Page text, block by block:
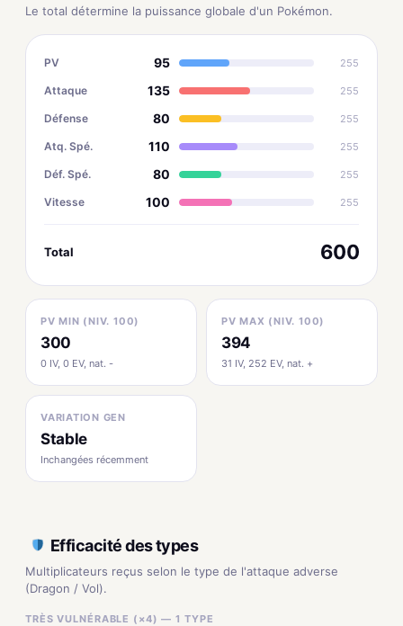
Le total détermine la puissance globale d'un Pokémon.
PV 95 255
Attaque 135 255
Défense 80 255
Atq. Spé. 110 255
Déf. Spé. 80 255
Vitesse 100 255
Total 600
PV MIN (NIV. 100)
300
0 IV, 0 EV, nat. -
PV MAX (NIV. 100)
394
31 IV, 252 EV, nat. +
VARIATION GEN
Stable
Inchangées récemment
Efficacité des types
Multiplicateurs reçus selon le type de l'attaque adverse
(Dragon / Vol).
TRÈS VULNÉRABLE (×4) — 1 TYPE